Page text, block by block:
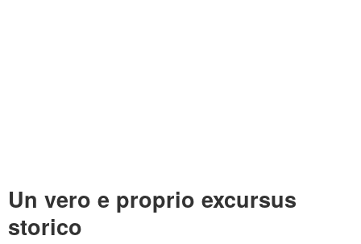
Un vero e proprio excursus
storico